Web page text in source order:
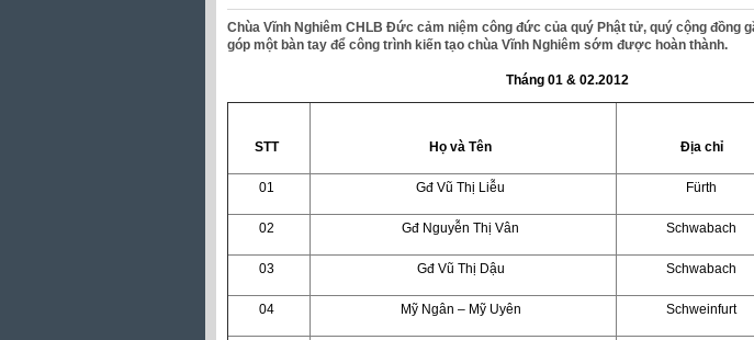
Chùa Vĩnh Nghiêm CHLB Đức cảm niệm công đức của quý Phật tử, quý cộng đồng
góp một bàn tay để công trình kiến tạo chùa Vĩnh Nghiêm sớm được hoàn thành.
Tháng 01 & 02.2012
STT Họ và Tên Địa chỉ
01 Gđ Vũ Thị Liễu Fürth
02 Gđ Nguyễn Thị Vân Schwabach
03 Gđ Vũ Thị Dậu Schwabach
04 Mỹ Ngân – Mỹ Uyên Schweinfurt